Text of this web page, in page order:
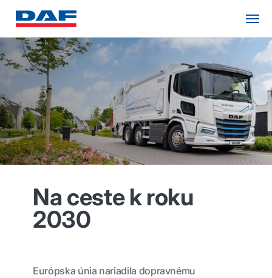
Na ceste k roku
2030
Európska únia nariadila dopravnému